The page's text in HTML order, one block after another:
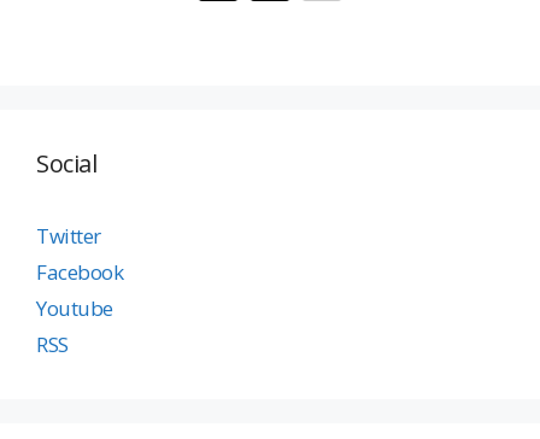
Social
Twitter
Facebook
Youtube
RSS